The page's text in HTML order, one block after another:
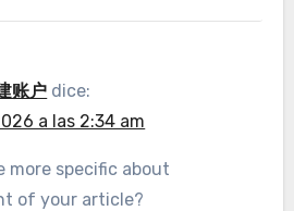
账户 dice:
a las 2:34 am
more specific about
of your article?